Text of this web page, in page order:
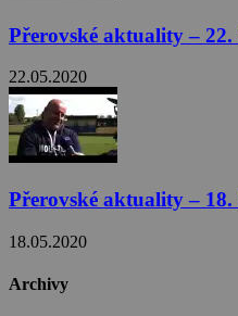
Přerovské aktuality – 22.
22.05.2020
Přerovské aktuality – 18.
18.05.2020
Archivy